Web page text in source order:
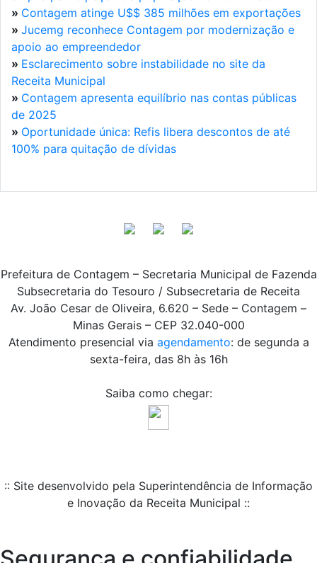
» Contagem atinge U$$ 385 milhões em exportações
» Jucemg reconhece Contagem por modernização e
apoio ao empreendedor
» Esclarecimento sobre instabilidade no site da
Receita Municipal
» Contagem apresenta equilíbrio nas contas públicas
de 2025
» Oportunidade única: Refis libera descontos de até
100% para quitação de dívidas
Prefeitura de Contagem – Secretaria Municipal de Fazenda
Subsecretaria do Tesouro / Subsecretaria de Receita
Av. João Cesar de Oliveira, 6.620 – Sede – Contagem –
Minas Gerais – CEP 32.040-000
Atendimento presencial via agendamento: de segunda a
sexta-feira, das 8h às 16h
Saiba como chegar:
:: Site desenvolvido pela Superintendência de Informação
e Inovação da Receita Municipal ::